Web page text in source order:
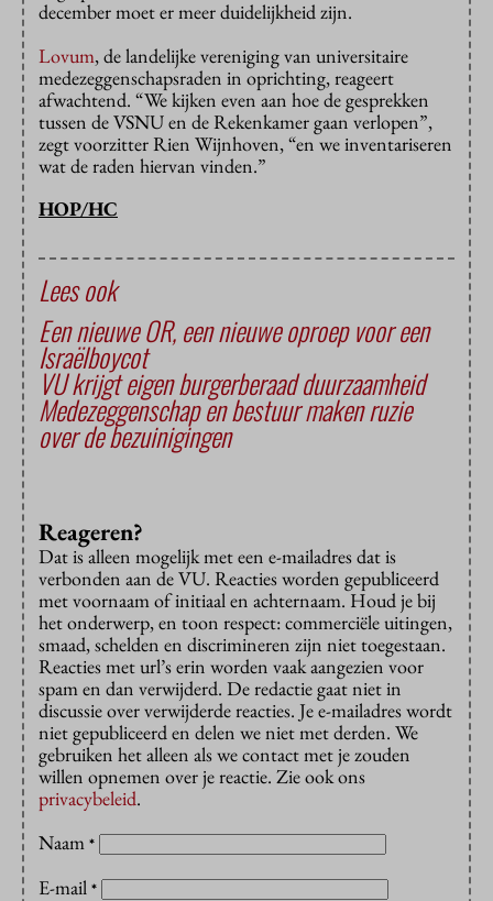
december moet er meer duidelijkheid zijn.
Lovum, de landelijke vereniging van universitaire
medezeggenschapsraden in oprichting, reageert
afwachtend. “We kijken even aan hoe de gesprekken
tussen de VSNU en de Rekenkamer gaan verlopen”,
zegt voorzitter Rien Wijnhoven, “en we inventariseren
wat de raden hiervan vinden.”
HOP/HC
Lees ook
Een nieuwe OR, een nieuwe oproep voor een
Israëlboycot
VU krijgt eigen burgerberaad duurzaamheid
Medezeggenschap en bestuur maken ruzie
over de bezuinigingen
Reageren?
Dat is alleen mogelijk met een e-mailadres dat is
verbonden aan de VU. Reacties worden gepubliceerd
met voornaam of initiaal en achternaam. Houd je bij
het onderwerp, en toon respect: commerciële uitingen,
smaad, schelden en discrimineren zijn niet toegestaan.
Reacties met url’s erin worden vaak aangezien voor
spam en dan verwijderd. De redactie gaat niet in
discussie over verwijderde reacties. Je e-mailadres wordt
niet gepubliceerd en delen we niet met derden. We
gebruiken het alleen als we contact met je zouden
willen opnemen over je reactie. Zie ook ons
privacybeleid.
Naam *
E-mail *